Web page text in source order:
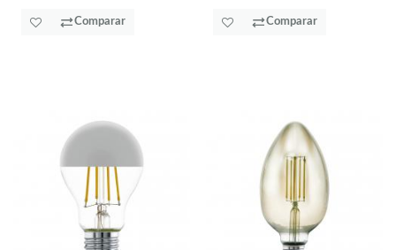
Comparar Comparar